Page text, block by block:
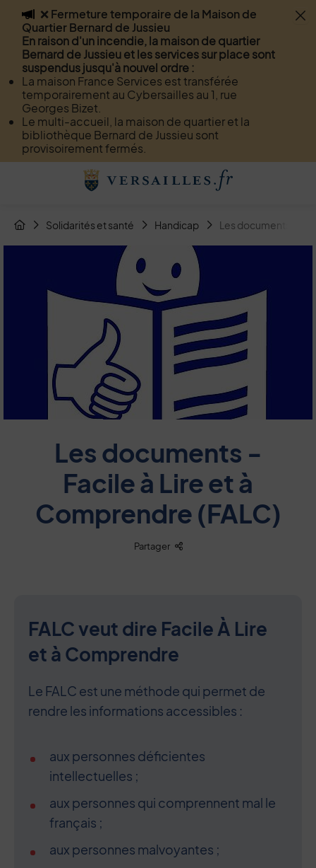
Flash info
❌ Fermeture temporaire de la Maison de
Quartier Bernard de Jussieu
En raison d'un incendie, la maison de quartier
Bernard de Jussieu et les services sur place sont
suspendus jusqu'à nouvel ordre :
La maison France Services est transférée
temporairement au Cybersailles au 1, rue
Georges Bizet.
Le multi-accueil, la maison de quartier et la
bibliothèque Bernard de Jussieu sont
provisoirement fermés.
Menu de raccourcis
Menu
Recherche
Page de contact
Contenu
Retour à l'accueil
Fil d'Arianne de la page
Page d'accueil du site
Solidarités et santé Handicap Les documents -
Image d'illustration de Les documents - Facile à Lire et à
Les documents -
Facile à Lire et à
Comprendre (FALC)
Partager Liste des liens de partage
FALC veut dire Facile À Lire
et à Comprendre
Le FALC est une méthode qui permet de
rendre les informations accessibles :
aux personnes déficientes
intellectuelles ;
aux personnes qui comprennent mal le
français ;
aux personnes malvoyantes ;